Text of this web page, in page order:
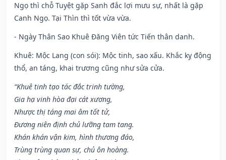
Ngọ thì chỗ Tuyệt gặp Sanh đắc lợi mưu sự, nhất là gặp
Canh Ngọ. Tại Thìn thì tốt vừa vừa.
- Ngày Thân Sao Khuê Đăng Viên tức Tiến thân danh.
Khuê: Mộc Lang (con sói): Mộc tinh, sao xấu. Khắc kỵ động
thổ, an táng, khai trương cũng như sửa cửa.
“Khuê tinh tạo tác đắc trinh tường,
Gia hạ vinh hòa đại cát xương,
Nhược thị táng mai âm tốt tử,
Đương niên định chủ lưỡng tam tang.
Khán khán vận kim, hình thương đáo,
Trùng trùng quan sự, chủ ôn hoàng.